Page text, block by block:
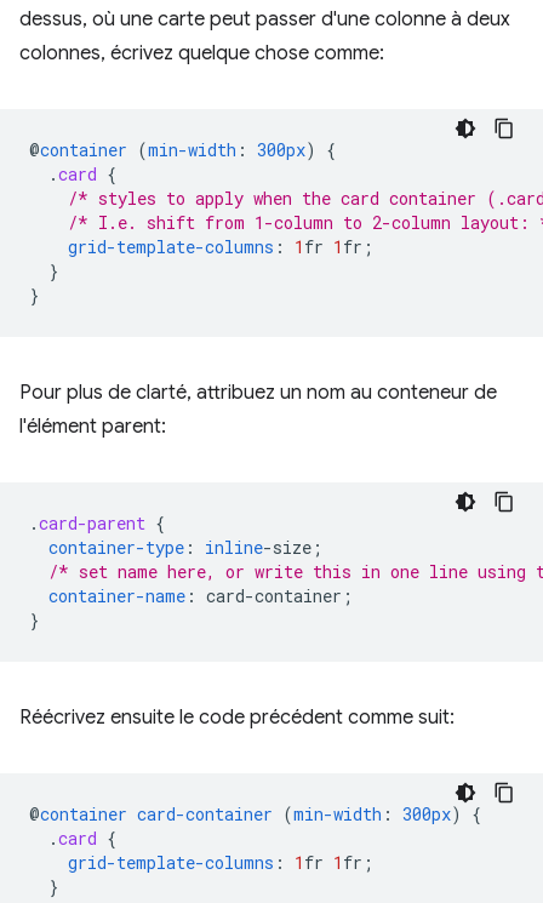
dessus, où une carte peut passer d'une colonne à deux
colonnes, écrivez quelque chose comme:
@container (min-width : 300px)
{
.card {
/* styles to apply when the card container
/* I.e. shift from 1-column to 2-column layout:
grid-template-columns : 1 fr 1 fr ;
}
}
Pour plus de clarté, attribuez un nom au conteneur de
l'élément parent:
.card-parent {
container-type : inline-size ;
/* set name here, or write this in one line using
container-name : card-container ;
}
Réécrivez ensuite le code précédent comme suit:
@container card-container (min-width : 300px)
{
.card {
grid-template-columns : 1 fr 1 fr ;
}